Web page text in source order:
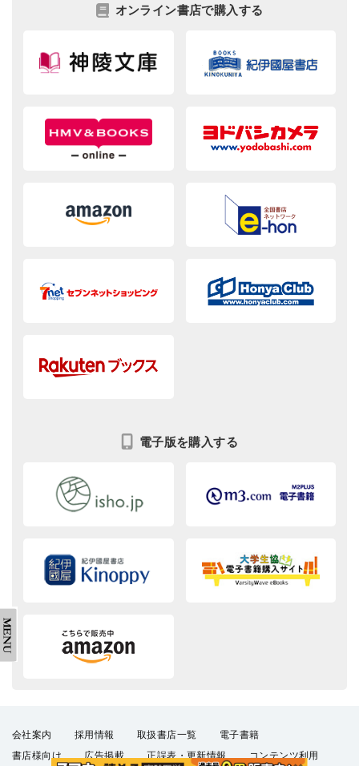
オンライン書店で購入する
電子版を購入する
会社案内 採用情報 取扱書店一覧
電子書籍
書店様向け
広告掲載 正誤表・更新情報 コンテンツ利用